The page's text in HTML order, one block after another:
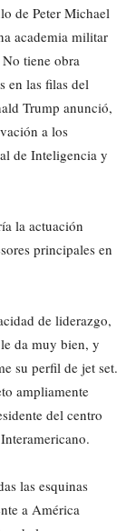
de Peter Michael
academia militar
tiene obra
en las filas del
Trump anunció,
a los
de Inteligencia y
la actuación
principales en
de liderazgo,
da muy bien, y
su perfil de jet set.
ampliamente
del centro
las esquinas
a América